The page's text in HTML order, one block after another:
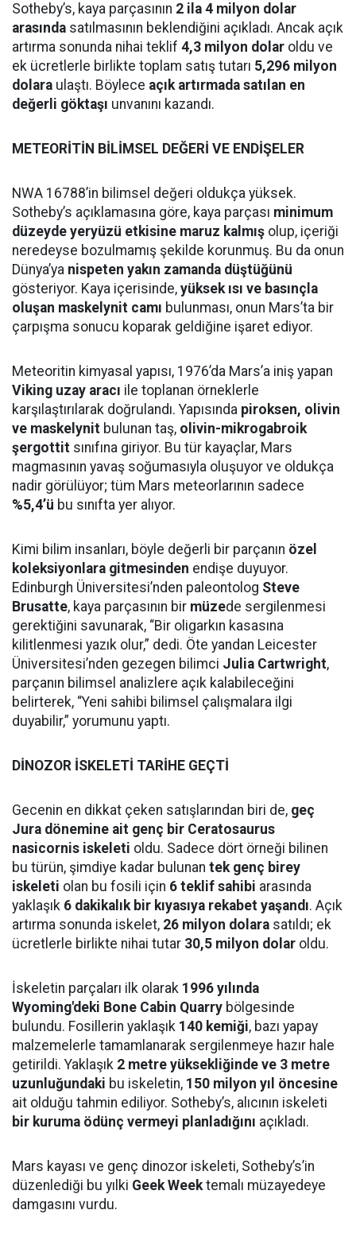
Sotheby’s, kaya parçasının 2 ila 4 milyon dolar
arasında satılmasının beklendiğini açıkladı. Ancak açık
artırma sonunda nihai teklif 4,3 milyon dolar oldu ve
ek ücretlerle birlikte toplam satış tutarı 5,296 milyon
dolara ulaştı. Böylece açık artırmada satılan en
değerli göktaşı unvanını kazandı.
METEORİTİN BİLİMSEL DEĞERİ VE ENDİŞELER
NWA 16788’in bilimsel değeri oldukça yüksek.
Sotheby’s açıklamasına göre, kaya parçası minimum
düzeyde yeryüzü etkisine maruz kalmış olup, içeriği
neredeyse bozulmamış şekilde korunmuş. Bu da onun
Dünya’ya nispeten yakın zamanda düştüğünü
gösteriyor. Kaya içerisinde, yüksek ısı ve basınçla
oluşan maskelynit camı bulunması, onun Mars’ta bir
çarpışma sonucu koparak geldiğine işaret ediyor.
Meteoritin kimyasal yapısı, 1976’da Mars’a iniş yapan
Viking uzay aracı ile toplanan örneklerle
karşılaştırılarak doğrulandı. Yapısında piroksen, olivin
ve maskelynit bulunan taş, olivin-mikrogabroik
şergottit sınıfına giriyor. Bu tür kayaçlar, Mars
magmasının yavaş soğumasıyla oluşuyor ve oldukça
nadir görülüyor; tüm Mars meteorlarının sadece
%5,4’ü bu sınıfta yer alıyor.
Kimi bilim insanları, böyle değerli bir parçanın özel
koleksiyonlara gitmesinden endişe duyuyor.
Edinburgh Üniversitesi’nden paleontolog Steve
Brusatte, kaya parçasının bir müzede sergilenmesi
gerektiğini savunarak, “Bir oligarkın kasasına
kilitlenmesi yazık olur,” dedi. Öte yandan Leicester
Üniversitesi’nden gezegen bilimci Julia Cartwright,
parçanın bilimsel analizlere açık kalabileceğini
belirterek, “Yeni sahibi bilimsel çalışmalara ilgi
duyabilir,” yorumunu yaptı.
DİNOZOR İSKELETİ TARİHE GEÇTİ
Gecenin en dikkat çeken satışlarından biri de, geç
Jura dönemine ait genç bir Ceratosaurus
nasicornis iskeleti oldu. Sadece dört örneği bilinen
bu türün, şimdiye kadar bulunan tek genç birey
iskeleti olan bu fosili için 6 teklif sahibi arasında
yaklaşık 6 dakikalık bir kıyasıya rekabet yaşandı. Açık
artırma sonunda iskelet, 26 milyon dolara satıldı; ek
ücretlerle birlikte nihai tutar 30,5 milyon dolar oldu.
İskeletin parçaları ilk olarak 1996 yılında
Wyoming'deki Bone Cabin Quarry bölgesinde
bulundu. Fosillerin yaklaşık 140 kemiği, bazı yapay
malzemelerle tamamlanarak sergilenmeye hazır hale
getirildi. Yaklaşık 2 metre yüksekliğinde ve 3 metre
uzunluğundaki bu iskeletin, 150 milyon yıl öncesine
ait olduğu tahmin ediliyor. Sotheby’s, alıcının iskeleti
bir kuruma ödünç vermeyi planladığını açıkladı.
Mars kayası ve genç dinozor iskeleti, Sotheby’s’in
düzenlediği bu yılki Geek Weektemalı müzayedeye
damgasını vurdu.